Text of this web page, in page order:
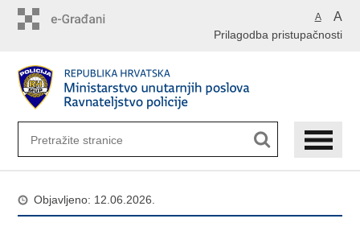
A A
Prilagodba pristupačnosti
Objavljeno: 12.06.2026.